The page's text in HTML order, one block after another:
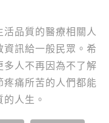
品質的醫療相關人
資訊給一般民眾。希
多人不再因為不了解
疼痛所苦的人們都能
人生。